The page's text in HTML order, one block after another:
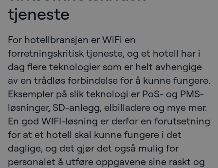
tjeneste
For hotellbransjen er WiFi en
forretningskritisk tjeneste, og et hotell har i
dag flere teknologier som er helt avhengige
av en trådløs forbindelse for å kunne fungere.
Eksempler på slik teknologi er PoS- og PMS-
løsninger, SD-anlegg, elbilladere og mye mer.
En god WIFI-løsning er derfor en forutsetning
for at et hotell skal kunne fungere i det
daglige, og det gjør det også mulig for
personalet å utføre oppgavene sine raskt og